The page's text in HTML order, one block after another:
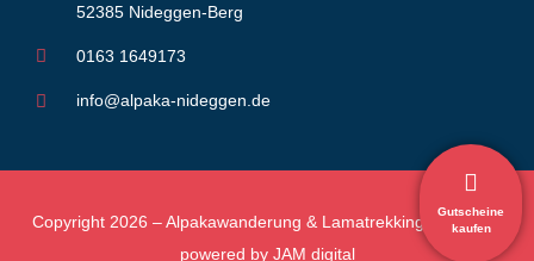
52385 Nideggen-Berg
0163 1649173
info@alpaka-nideggen.de
Copyright 2026 – Alpakawanderung & Lamatrekking Nideggen
powered by JAM digital
Gutscheine
kaufen